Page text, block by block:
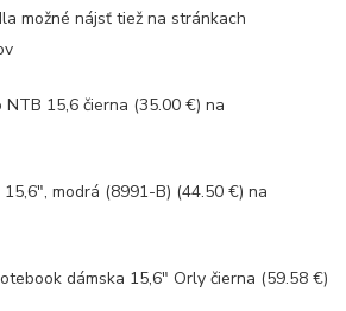
možné nájsť tiež na stránkach
NTB 15,6 čierna (35.00 €) na
modrá (8991-B) (44.50 €) na
dámska 15,6″ Orly čierna (59.58 €)